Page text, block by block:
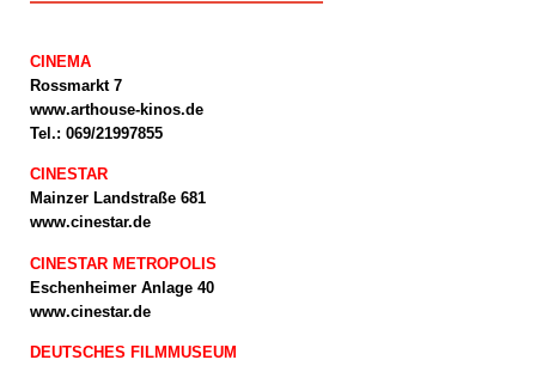
CINEMA
Rossmarkt 7
www.arthouse-kinos.de
Tel.: 069/21997855
CINESTAR
Mainzer Landstraße 681
www.cinestar.de
CINESTAR METROPOLIS
Eschenheimer Anlage 40
www.cinestar.de
DEUTSCHES FILMMUSEUM